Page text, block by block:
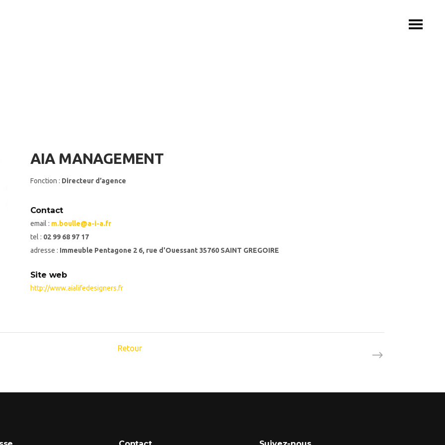
AIA MANAGEMENT
Fonction : Directeur d’agence
Contact
email : m.boulle@a-i-a.fr
tel : 02 99 68 97 17
adresse : Immeuble Pentagone 2 6, rue d'Ouessant 35760 SAINT GREGOIRE
Site web
http://www.aialifedesigners.fr
Retour